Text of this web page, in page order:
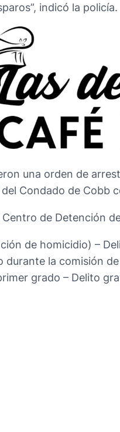
indicó la policía.
una orden de
Condado de Cobb
de Detención
de homicidio) –
durante la comisión
grado – Delito